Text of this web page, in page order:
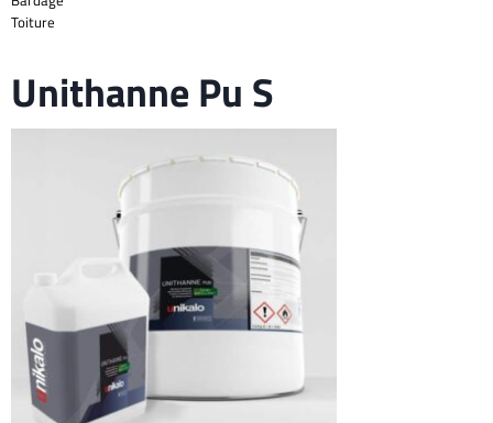
Toiture
Unithanne Pu S